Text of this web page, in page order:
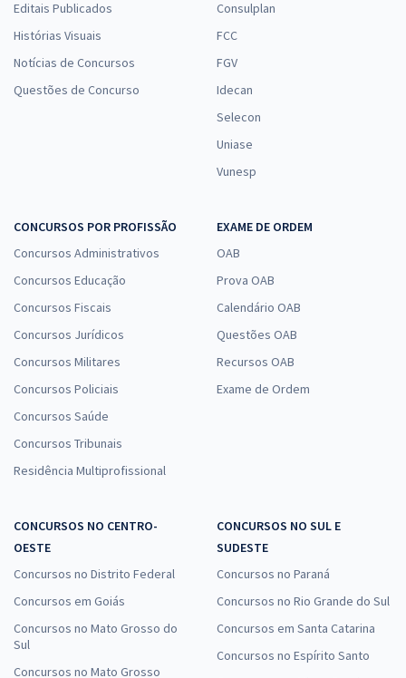
Editais Publicados
Histórias Visuais
Notícias de Concursos
Questões de Concurso
Consulplan
FCC
FGV
Idecan
Selecon
Uniase
Vunesp
CONCURSOS POR PROFISSÃO
Concursos Administrativos
Concursos Educação
Concursos Fiscais
Concursos Jurídicos
Concursos Militares
Concursos Policiais
Concursos Saúde
Concursos Tribunais
Residência Multiprofissional
EXAME DE ORDEM
OAB
Prova OAB
Calendário OAB
Questões OAB
Recursos OAB
Exame de Ordem
CONCURSOS NO CENTRO-
OESTE
Concursos no Distrito Federal
Concursos em Goiás
Concursos no Mato Grosso do
Sul
Concursos no Mato Grosso
CONCURSOS NO SUL E
SUDESTE
Concursos no Paraná
Concursos no Rio Grande do Sul
Concursos em Santa Catarina
Concursos no Espírito Santo